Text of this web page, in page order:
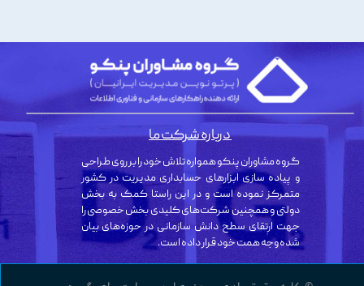
گروه مشاوران پنکو همواره تلاش خود را بر روی طراحی
و پیاده سازی ابزارهای حسابداری مدیریت در کشور
متمرکز نموده است و در این راستا کمک به بخش
دولتی و همچنین شرکت‌های کلیدی بخش خصوصی را
جهت ارتقای سطح دانش سازمانی در حوزه‌های بیان
شده وجه همت خود قرار داده است.
درباره شرکت ما